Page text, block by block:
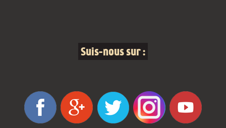
Suis-nous sur :